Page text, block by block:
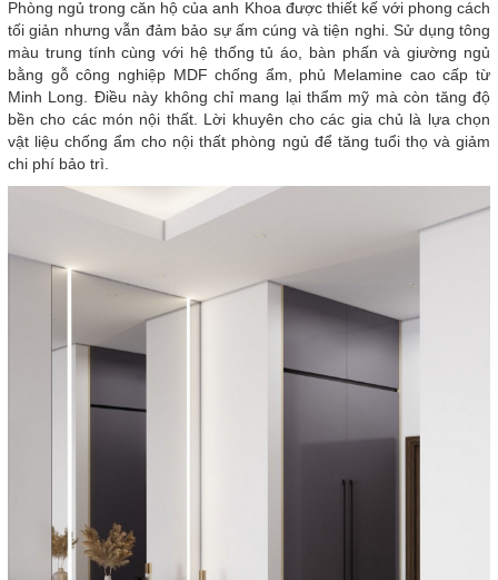
Phòng ngủ trong căn hộ của anh Khoa được thiết kế với phong cách
tối giản nhưng vẫn đảm bảo sự ấm cúng và tiện nghi. Sử dụng tông
màu trung tính cùng với hệ thống tủ áo, bàn phấn và giường ngủ
bằng gỗ công nghiệp MDF chống ẩm, phủ Melamine cao cấp từ
Minh Long. Điều này không chỉ mang lại thẩm mỹ mà còn tăng độ
bền cho các món nội thất. Lời khuyên cho các gia chủ là lựa chọn
vật liệu chống ẩm cho nội thất phòng ngủ để tăng tuổi thọ và giảm
chi phí bảo trì.